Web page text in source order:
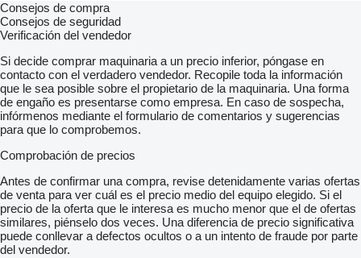
Consejos de compra
Consejos de seguridad
Verificación del vendedor
Si decide comprar maquinaria a un precio inferior, póngase en
contacto con el verdadero vendedor. Recopile toda la información
que le sea posible sobre el propietario de la maquinaria. Una forma
de engaño es presentarse como empresa. En caso de sospecha,
infórmenos mediante el formulario de comentarios y sugerencias
para que lo comprobemos.
Comprobación de precios
Antes de confirmar una compra, revise detenidamente varias ofertas
de venta para ver cuál es el precio medio del equipo elegido. Si el
precio de la oferta que le interesa es mucho menor que el de ofertas
similares, piénselo dos veces. Una diferencia de precio significativa
puede conllevar a defectos ocultos o a un intento de fraude por parte
del vendedor.